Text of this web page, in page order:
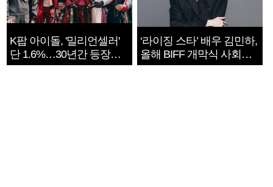
K팝 아이돌, '밀리언셀러'
단 1.6%…30년간 등장
1182개팀 전수조사
‘라이징 스타’ 배우 김민하,
올해 BIFF 개막식 사회자
확정